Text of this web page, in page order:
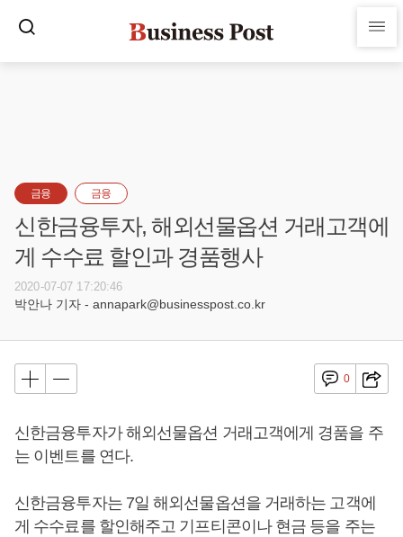
금융 금융
신한금융투자, 해외선물옵션 거래고객에
게 수수료 할인과 경품행사
2020-07-07 17:20:46
박안나 기자 - annapark@businesspost.co.kr
0
신한금융투자가 해외선물옵션 거래고객에게 경품을 주
는 이벤트를 연다.
신한금융투자는 7일 해외선물옵션을 거래하는 고객에
게 수수료를 할인해주고 기프티콘이나 현금 등을 주는